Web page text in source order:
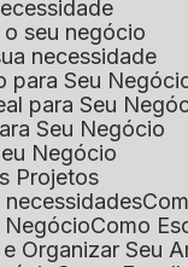
o seu negócio
necessidade
para Seu
para Seu
Seu Negócio
Negócio
Projetos
necessidades
Negócio
Como
Organizar Seu